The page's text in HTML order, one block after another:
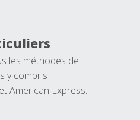
les méthodes de
y compris
American Express.